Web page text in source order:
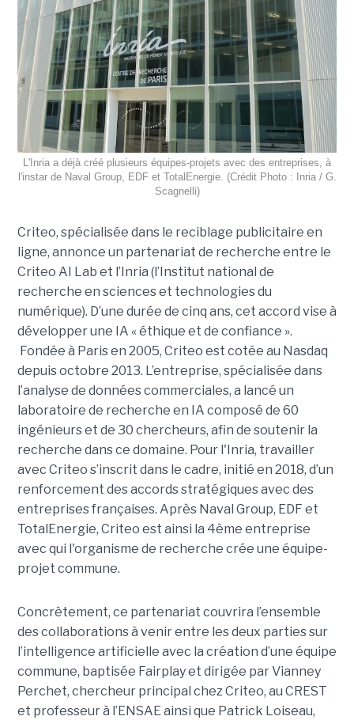
L'Inria a déjà créé plusieurs équipes-projets avec des entreprises, à
l'instar de Naval Group, EDF et TotalEnergie. (Crédit Photo : Inria / G.
Scagnelli)
Criteo, spécialisée dans le reciblage publicitaire en
ligne, annonce un partenariat de recherche entre le
Criteo AI Lab et l’Inria (l’Institut national de
recherche en sciences et technologies du
numérique). D’une durée de cinq ans, cet accord vise à
développer une IA « éthique et de confiance ».
Fondée à Paris en 2005, Criteo est cotée au Nasdaq
depuis octobre 2013. L’entreprise, spécialisée dans
l’analyse de données commerciales, a lancé un
laboratoire de recherche en IA composé de 60
ingénieurs et de 30 chercheurs, afin de soutenir la
recherche dans ce domaine. Pour l'Inria, travailler
avec Criteo s’inscrit dans le cadre, initié en 2018, d’un
renforcement des accords stratégiques avec des
entreprises françaises. Après Naval Group, EDF et
TotalEnergie, Criteo est ainsi la 4ème entreprise
avec qui l'organisme de recherche crée une équipe-
projet commune.
Concrètement, ce partenariat couvrira l’ensemble
des collaborations à venir entre les deux parties sur
l’intelligence artificielle avec la création d’une équipe
commune, baptisée Fairplay et dirigée par Vianney
Perchet, chercheur principal chez Criteo, au CREST
et professeur à l’ENSAE ainsi que Patrick Loiseau,